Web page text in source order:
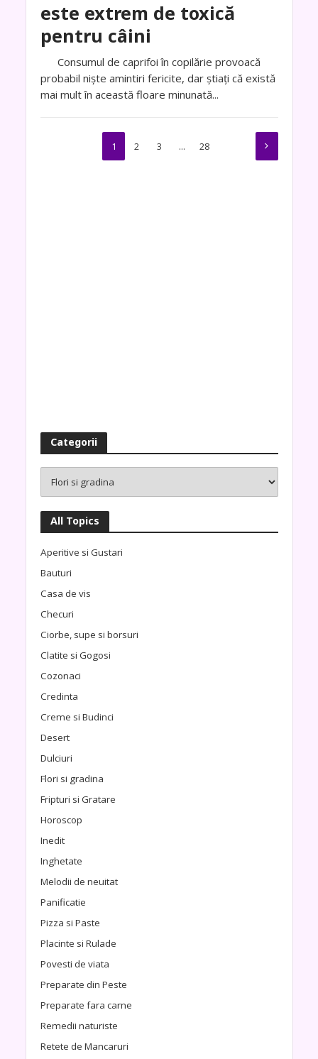
este extrem de toxică
pentru câini
Consumul de caprifoi în copilărie provoacă
probabil niște amintiri fericite, dar știați că există
mai mult în această floare minunată...
1 2 3 … 28
Categorii
All Topics
Aperitive si Gustari
Bauturi
Casa de vis
Checuri
Ciorbe, supe si borsuri
Clatite si Gogosi
Cozonaci
Credinta
Creme si Budinci
Desert
Dulciuri
Flori si gradina
Fripturi si Gratare
Horoscop
Inedit
Inghetate
Melodii de neuitat
Panificatie
Pizza si Paste
Placinte si Rulade
Povesti de viata
Preparate din Peste
Preparate fara carne
Remedii naturiste
Retete de Mancaruri